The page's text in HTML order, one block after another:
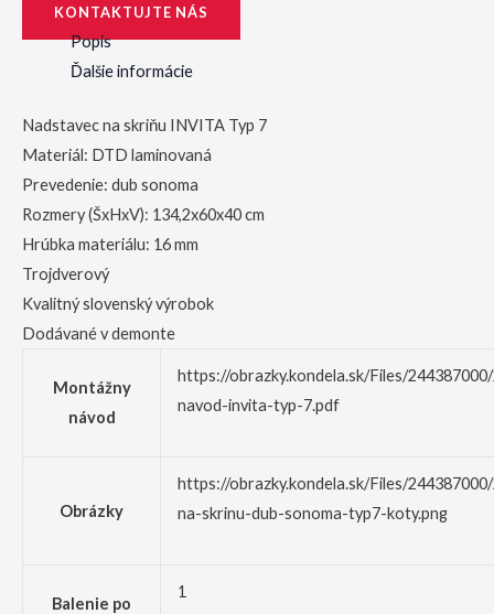
KONTAKTUJTE NÁS
Popis
Ďalšie informácie
Nadstavec na skriňu INVITA Typ 7
Materiál: DTD laminovaná
Prevedenie: dub sonoma
Rozmery (ŠxHxV): 134,2x60x40 cm
Hrúbka materiálu: 16 mm
Trojdverový
Kvalitný slovenský výrobok
Dodávané v demonte
Montážny
návod
https://obrazky.kondela.sk/Files/
navod-invita-typ-7.pdf
Obrázky
https://obrazky.kondela.sk/Files/
na-skrinu-dub-sonoma-typ7-koty.png
Balenie po
1